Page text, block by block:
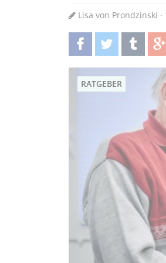
Lisa von Prondzinski ·
teilentwittern teilen teilen
RATGEBER